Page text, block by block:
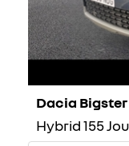
Dacia Bigster
Hybrid 155